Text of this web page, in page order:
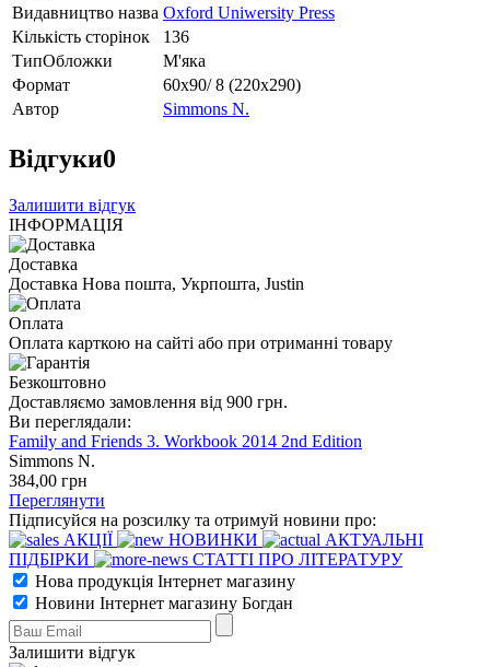
Видавництво назва Oxford Uniwersity Press
Кількість сторінок
136
ТипОбложки
М'яка
Формат
60х90/ 8 (220х290)
Автор
Simmons N.
Відгуки0
Залишити відгук
ІНФОРМАЦІЯ
Доставка
Доставка Нова пошта, Укрпошта, Justin
Оплата
Оплата карткою на сайті або при отриманні товару
Безкоштовно
Доставляємо замовлення від 900 грн.
Ви переглядали:
Family and Friends 3. Workbook 2014 2nd Edition
Simmons N.
384,00 грн
Переглянути
Підписуйся на розсилку та отримуй новини про:
АКЦІЇ
НОВИНКИ
АКТУАЛЬНІ
ПІДБІРКИ
СТАТТІ ПРО ЛІТЕРАТУРУ
Нова продукція Інтернет магазину
Новини Інтернет магазину Богдан
Залишити відгук